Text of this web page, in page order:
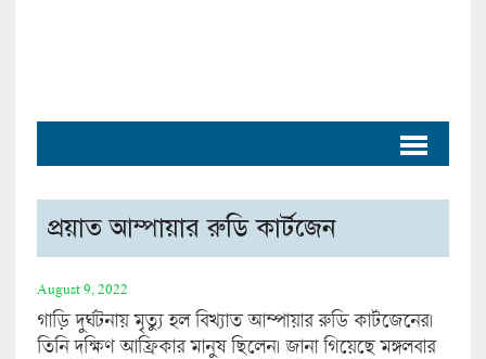
প্রয়াত আম্পায়ার রুডি কার্টজেন
August 9, 2022
গাড়ি দুর্ঘটনায় মৃত্যু হল বিখ্যাত আম্পায়ার রুডি কার্টজেনের।
তিনি দক্ষিণ আফ্রিকার মানুষ ছিলেন। জানা গিয়েছে মঙ্গলবার